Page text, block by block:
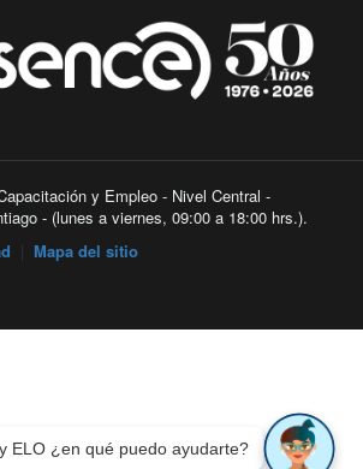
y Empleo - Nivel Central -
- (lunes a viernes, 09:00 a 18:00 hrs.).
Mapa del sitio
ELO ¿en qué puedo ayudarte?